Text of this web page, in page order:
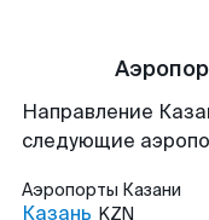
Направление
следующие
Аэропорты Казани
Казань KZN